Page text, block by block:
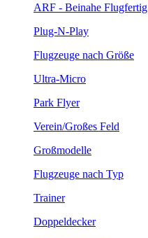
ARF - Beinahe Flugfertig
Plug-N-Play
Flugzeuge nach Größe
Ultra-Micro
Park Flyer
Verein/Großes Feld
Großmodelle
Flugzeuge nach Typ
Trainer
Doppeldecker